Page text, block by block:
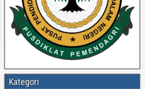
Kategori